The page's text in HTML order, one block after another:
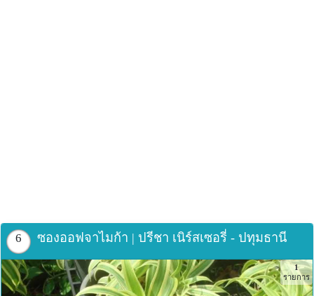
6 ซองออฟจาไมก้า | ปรีชา เนิร์สเซอรี่ - ปทุมธานี
1
รายการ